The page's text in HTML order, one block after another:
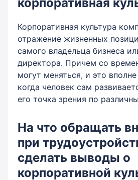
Корпоративная культура
отражение жизненных
самого владельца бизнеса
директора. Причем со
могут меняться, и это
когда человек сам
его точка зрения по
На что обращать
при
сделать выводы о
корпоративной